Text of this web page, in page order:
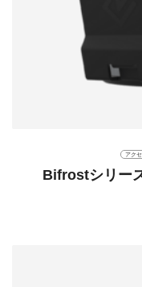
アク
Bifrostシリー